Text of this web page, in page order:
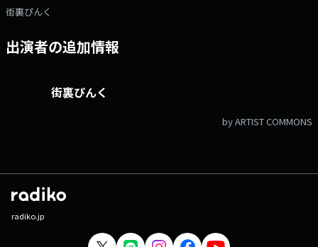
街裏ぴんく
出演者の追加情報
街裏ぴんく
by ARTIST COMMONS
radiko.jp